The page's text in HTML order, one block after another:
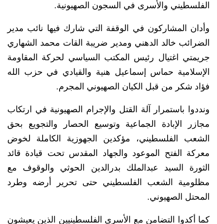
الفلسطيني والأسرى في السجون الصهيونية.
وأدان المشاركون في الوقفة التي شارك فيها نائب مدير
الضرائب خالد الدهني ومدير ضريبة القات محمد الشهاري
جريمتي اغتيال رئيس المكتب السياسي لحركة المقاومة
الإسلامية حماس إسماعيل هنية والقيادي في حزب الله
فؤاد شكر من قبل الكيان الصهيوني المجرم.
ونددوا باستمرار آلة القتل والإجرام الصهيونية في ارتكاب
مجازر الإبادة الجماعية وتوسيع الحصار والتجويع بحق
الشعب الفلسطيني، مؤكدين الجهوزية الكاملة لخوض
معركة الفتح الموعود والجهاد المقدس تحت قيادة قائد
الثورة السيد عبدالملك بدرالدين الحوثي والوقوف مع
مظلومية الشعب الفلسطيني حتى تحرير أرضه وطرد
المحتل الصهيوني.
كما أكدوا التضامن مع الأسرى الفلسطينيين الذين يعيشون